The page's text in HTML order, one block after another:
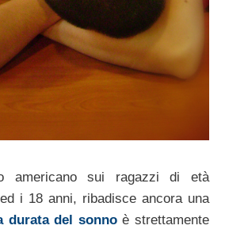
americano sui ragazzi di età
i 18 anni, ribadisce ancora una
durata del sonnoè strettamente